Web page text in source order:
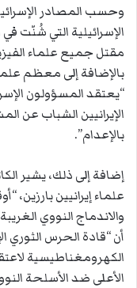
وحسب المصادر
الإسرائيلية التي شُنّت
مقتل جميع علماء
بالإضافة إلى معظم
“يعتقد المسؤولون
الإيرانيين الشباب عن
بالإعدام”.
إضافة إلى ذلك، يشير
علماء إيرانيين
والاندماج النووي
أن “قادة الحرس
الكهرومغناطيسية
الأعلى ضد الأسلحة